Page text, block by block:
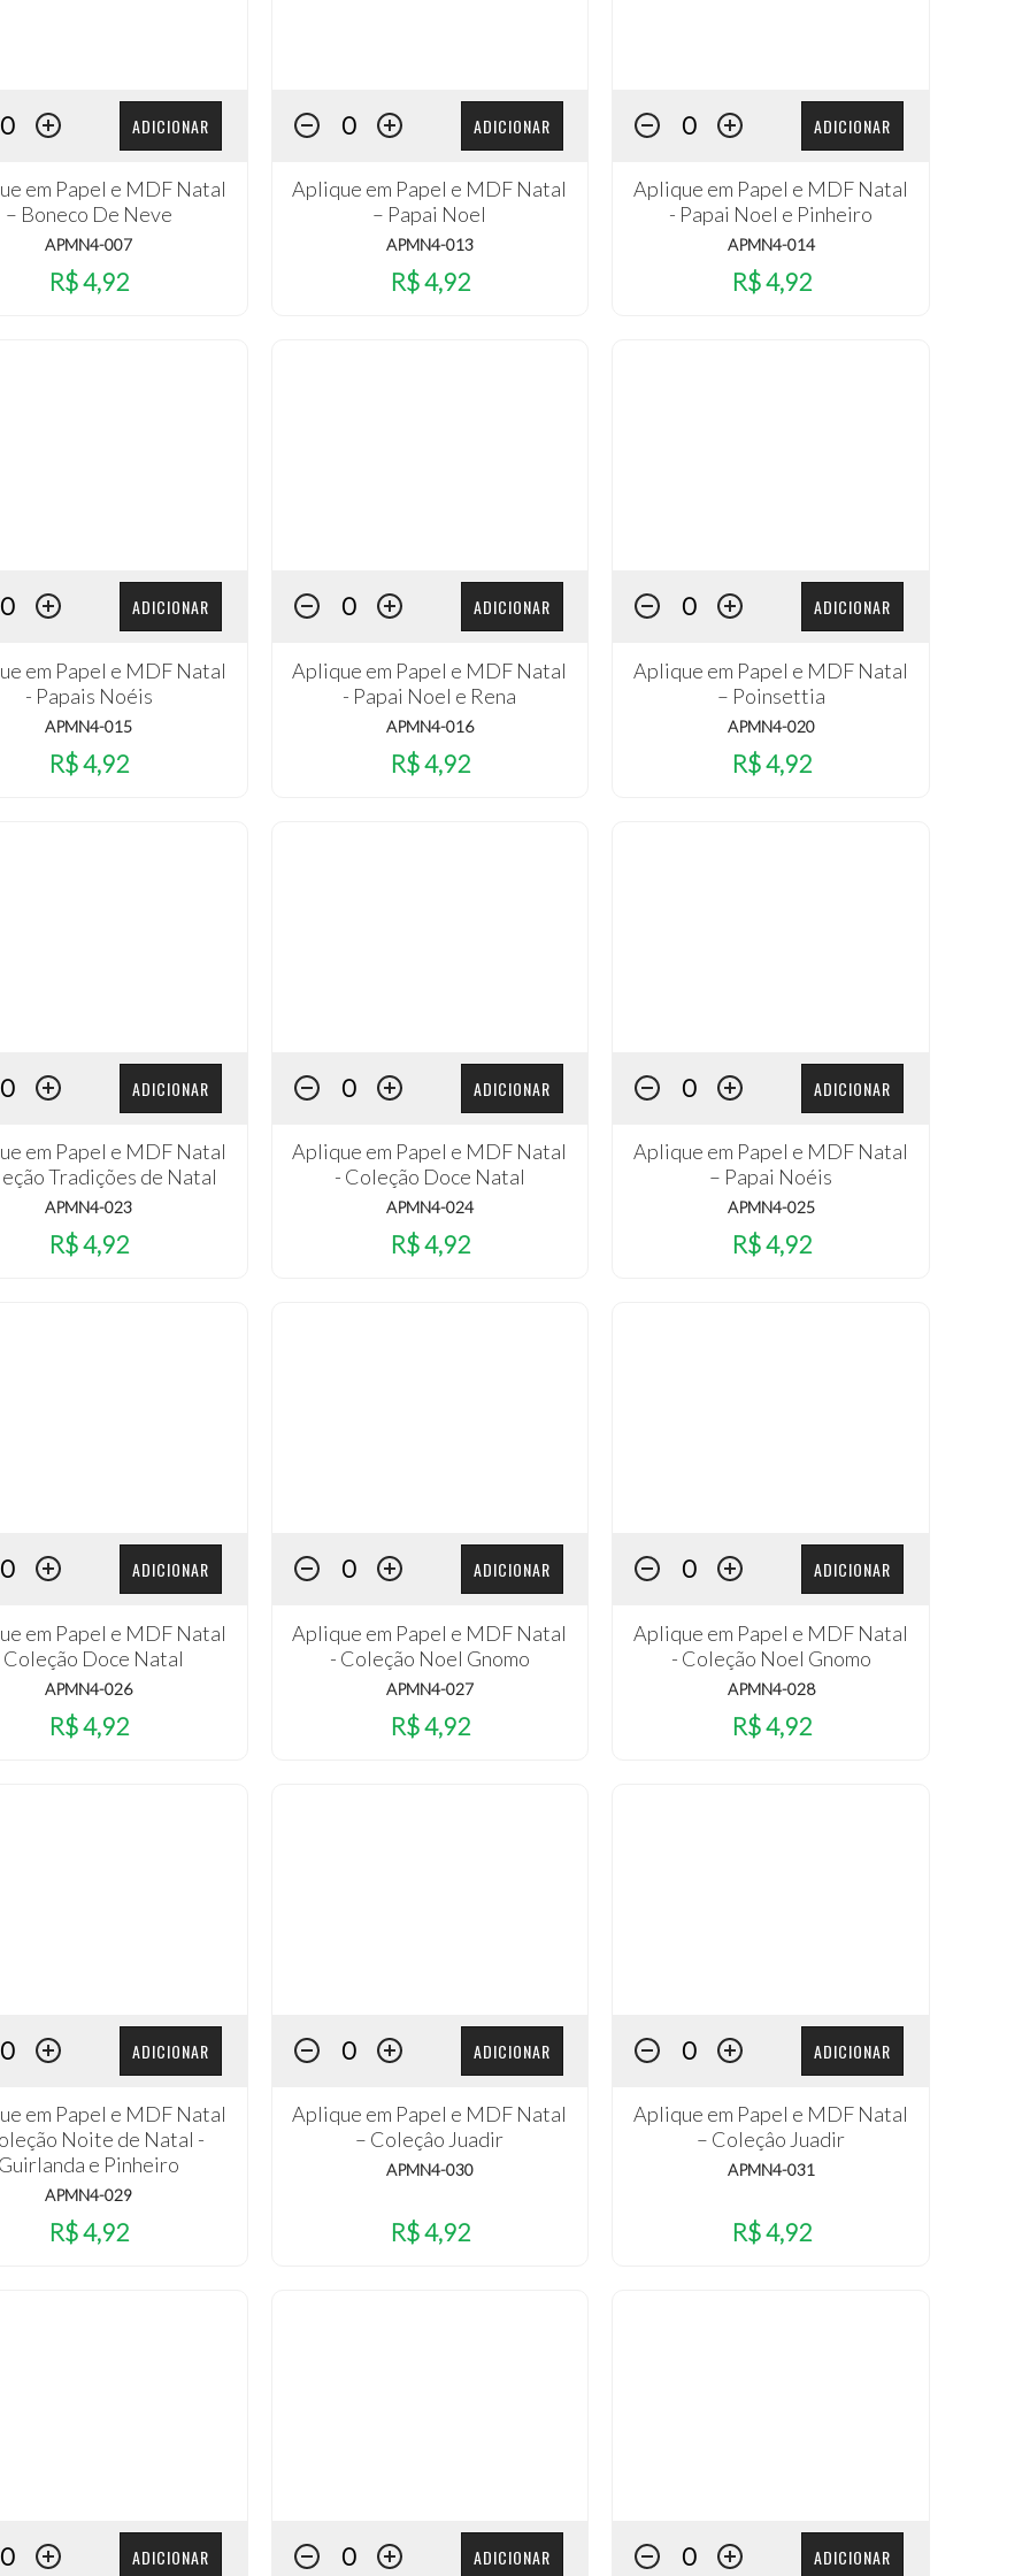
ADICIONAR
em Papel e MDF Natal
– Boneco De Neve
APMN4-007
R$ 4,92
ADICIONAR
Aplique em Papel e MDF Natal
– Papai Noel
APMN4-013
R$ 4,92
ADICIONAR
Aplique em Papel e MDF Natal
- Papai Noel e Pinheiro
APMN4-014
R$ 4,92
ADICIONAR
em Papel e MDF Natal
- Papais Noéis
APMN4-015
R$ 4,92
ADICIONAR
Aplique em Papel e MDF Natal
- Papai Noel e Rena
APMN4-016
R$ 4,92
ADICIONAR
Aplique em Papel e MDF Natal
– Poinsettia
APMN4-020
R$ 4,92
ADICIONAR
em Papel e MDF Natal
Tradições de Natal
APMN4-023
R$ 4,92
ADICIONAR
Aplique em Papel e MDF Natal
- Coleção Doce Natal
APMN4-024
R$ 4,92
ADICIONAR
Aplique em Papel e MDF Natal
– Papai Noéis
APMN4-025
R$ 4,92
ADICIONAR
em Papel e MDF Natal
Coleção Doce Natal
APMN4-026
R$ 4,92
ADICIONAR
Aplique em Papel e MDF Natal
- Coleção Noel Gnomo
APMN4-027
R$ 4,92
ADICIONAR
Aplique em Papel e MDF Natal
- Coleção Noel Gnomo
APMN4-028
R$ 4,92
ADICIONAR
em Papel e MDF Natal
Noite de Natal -
e Pinheiro
APMN4-029
R$ 4,92
ADICIONAR
Aplique em Papel e MDF Natal
– Coleçâo Juadir
APMN4-030
R$ 4,92
ADICIONAR
Aplique em Papel e MDF Natal
– Coleçâo Juadir
APMN4-031
R$ 4,92
ADICIONAR ADICIONAR ADICIONAR